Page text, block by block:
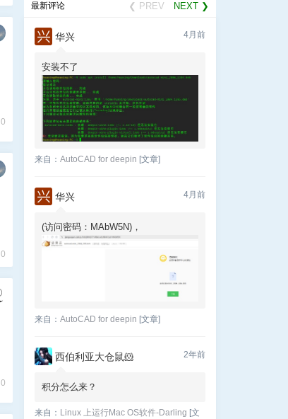
0
0
0
最新评论 ❮ PREV NEXT ❯
华兴 4月前
安装不了
来自：AutoCAD for deepin [文章]
华兴 4月前
(访问密码：MAbW5N)，
来自：AutoCAD for deepin [文章]
西伯利亚大仓鼠🐹 2年前
积分怎么来？
来自： Linux 上运行Mac OS软件-Darling [文